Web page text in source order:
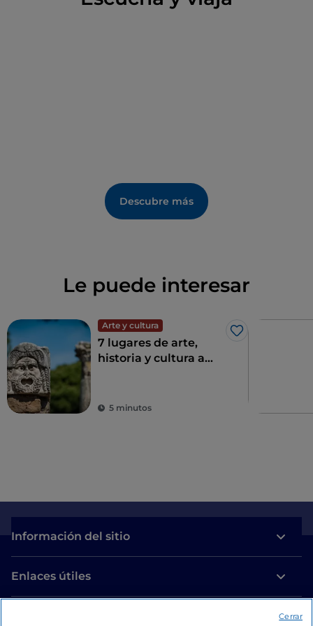
Descubre más
Le puede interesar
Arte y cultura
Me gusta
7 lugares de arte,
historia y cultura a
5 minutos
Información del sitio
Enlaces útiles
Cerrar